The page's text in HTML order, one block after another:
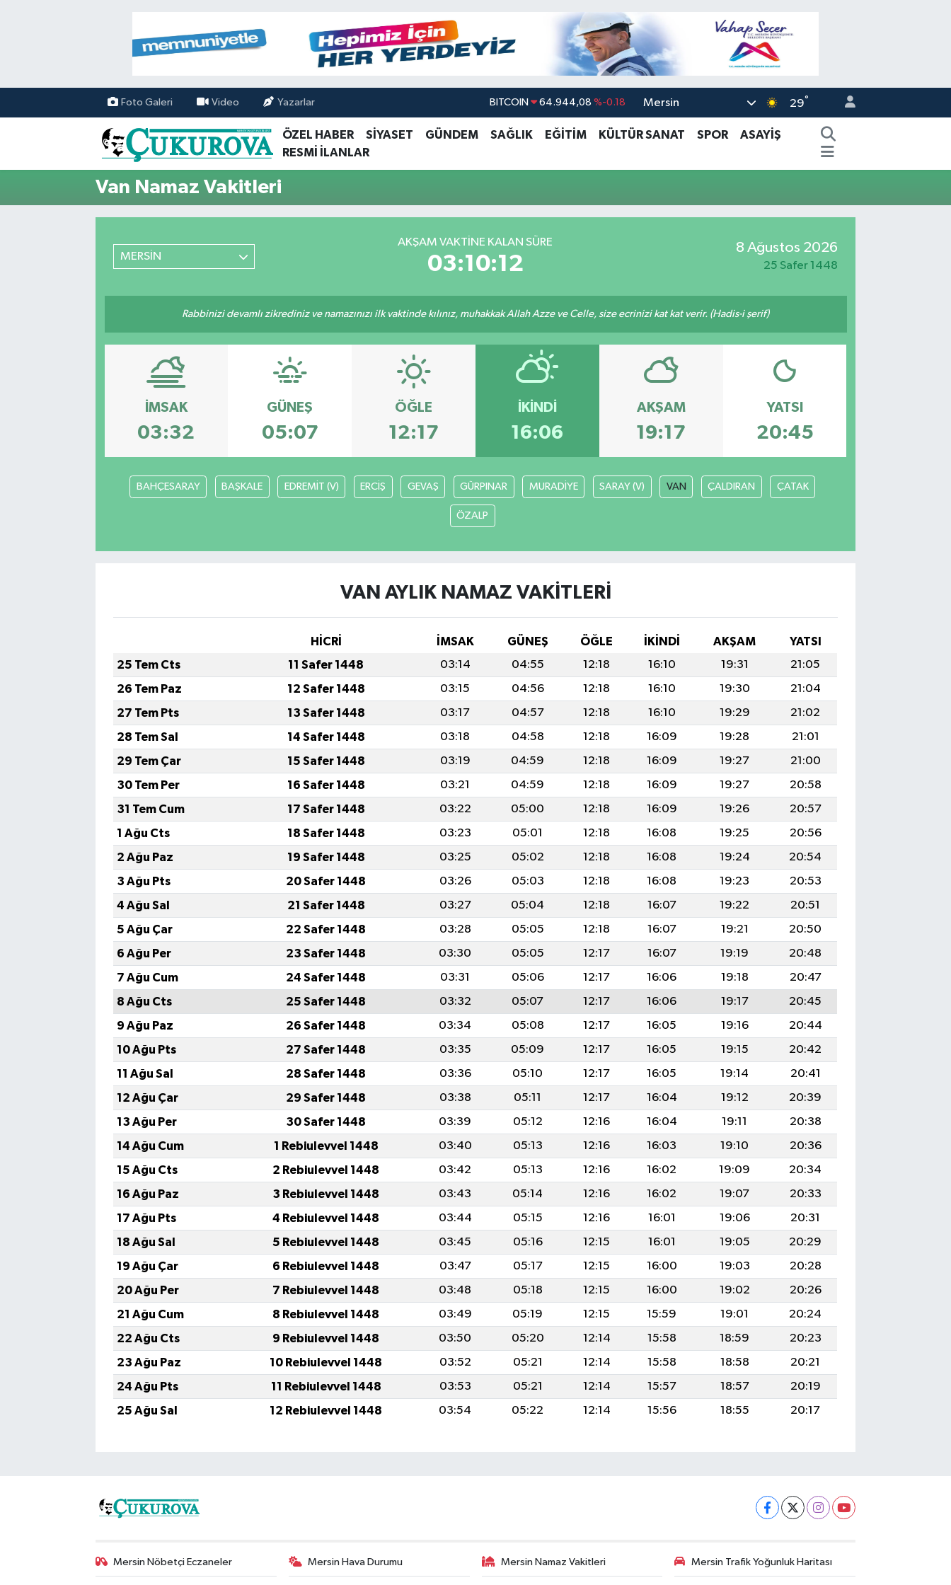
Foto Galeri Video Yazarlar BITCOIN 64.944,08 %-0.18
DOLAR 47,7436 %0.18
GRAM ALTIN 6660.55 %0.03
Mersin 29°
ÖZEL HABER SİYASET GÜNDEM SAĞLIK EĞİTİM KÜLTÜR SANAT SPOR
ASAYİŞ
RESMİ İLANLAR
Van Namaz Vakitleri
MERSİN
AKŞAM VAKTINE KALAN SÜRE
03:10:12
8 Ağustos 2026
25 Safer 1448
Rabbinizi devamlı zikrediniz ve namazınızı ilk vaktinde kılınız, muhakkak Allah Azze ve Celle, size ecrinizi kat kat verir. (Hadis-i şerif)
İMSAK
03:32
GÜNEŞ
05:07
ÖĞLE
12:17
İKINDI
16:06
AKŞAM
19:17
YATSI
20:45
BAHÇESARAY BAŞKALE EDREMİT (V) ERCİŞ GEVAŞ GÜRPINAR MURADİYE SARAY (V) VAN ÇALDIRAN ÇATAK
ÖZALP
VAN AYLIK NAMAZ VAKITLERI
HİCRİ İMSAK GÜNEŞ ÖĞLE İKINDI AKŞAM
YATSI
25 Tem Cts
11 Safer 1448 03:14 04:55 12:18 16:10 19:31
21:05
26 Tem Paz
12 Safer 1448 03:15 04:56 12:18 16:10 19:30
21:04
27 Tem Pts
13 Safer 1448 03:17 04:57 12:18 16:10 19:29
21:02
28 Tem Sal
14 Safer 1448 03:18 04:58 12:18 16:09 19:28
21:01
29 Tem Çar
15 Safer 1448 03:19 04:59 12:18 16:09 19:27
21:00
30 Tem Per
16 Safer 1448 03:21 04:59 12:18 16:09 19:27
20:58
31 Tem Cum
17 Safer 1448 03:22 05:00 12:18 16:09 19:26
20:57
1 Ağu Cts
18 Safer 1448 03:23 05:01 12:18 16:08 19:25
20:56
2 Ağu Paz
19 Safer 1448 03:25 05:02 12:18 16:08 19:24
20:54
3 Ağu Pts
20 Safer 1448 03:26 05:03 12:18 16:08 19:23
20:53
4 Ağu Sal
21 Safer 1448 03:27 05:04 12:18 16:07 19:22
20:51
5 Ağu Çar
22 Safer 1448 03:28 05:05 12:18 16:07 19:21
20:50
6 Ağu Per
23 Safer 1448 03:30 05:05 12:17 16:07 19:19
20:48
7 Ağu Cum
24 Safer 1448 03:31 05:06 12:17 16:06 19:18
20:47
8 Ağu Cts
25 Safer 1448 03:32 05:07 12:17 16:06 19:17
20:45
9 Ağu Paz
26 Safer 1448 03:34 05:08 12:17 16:05 19:16
20:44
10 Ağu Pts
27 Safer 1448 03:35 05:09 12:17 16:05 19:15
20:42
11 Ağu Sal
28 Safer 1448 03:36 05:10 12:17 16:05 19:14
20:41
12 Ağu Çar
29 Safer 1448 03:38 05:11 12:17 16:04 19:12
20:39
13 Ağu Per
30 Safer 1448 03:39 05:12 12:16 16:04 19:11
20:38
14 Ağu Cum
1 Rebiulevvel 1448 03:40 05:13 12:16 16:03 19:10
20:36
15 Ağu Cts
2 Rebiulevvel 1448 03:42 05:13 12:16 16:02 19:09
20:34
16 Ağu Paz
3 Rebiulevvel 1448 03:43 05:14 12:16 16:02 19:07
20:33
17 Ağu Pts
4 Rebiulevvel 1448 03:44 05:15 12:16 16:01 19:06
20:31
18 Ağu Sal
5 Rebiulevvel 1448 03:45 05:16 12:15 16:01 19:05
20:29
19 Ağu Çar
6 Rebiulevvel 1448 03:47 05:17 12:15 16:00 19:03
20:28
20 Ağu Per
7 Rebiulevvel 1448 03:48 05:18 12:15 16:00 19:02
20:26
21 Ağu Cum
8 Rebiulevvel 1448 03:49 05:19 12:15 15:59 19:01
20:24
22 Ağu Cts
9 Rebiulevvel 1448 03:50 05:20 12:14 15:58 18:59
20:23
23 Ağu Paz
10 Rebiulevvel 1448 03:52 05:21 12:14 15:58 18:58
20:21
24 Ağu Pts
11 Rebiulevvel 1448 03:53 05:21 12:14 15:57 18:57
20:19
25 Ağu Sal
12 Rebiulevvel 1448 03:54 05:22 12:14 15:56 18:55 20:17
Mersin Nöbetçi Eczaneler Mersin Hava Durumu Mersin Namaz Vakitleri Mersin Trafik Yoğunluk Haritası
Mersin Nöbetçi Eczaneler
Mersin Hava Durumu
Mersin Namaz Vakitleri
Mersin Trafik Yoğunluk Haritası
Son Dakika Haberleri